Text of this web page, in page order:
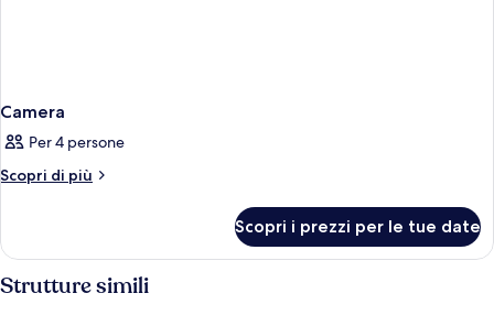
Camera
Per 4 persone
Scopri di più
Altri
Scopri i prezzi per le tue date
Strutture simili